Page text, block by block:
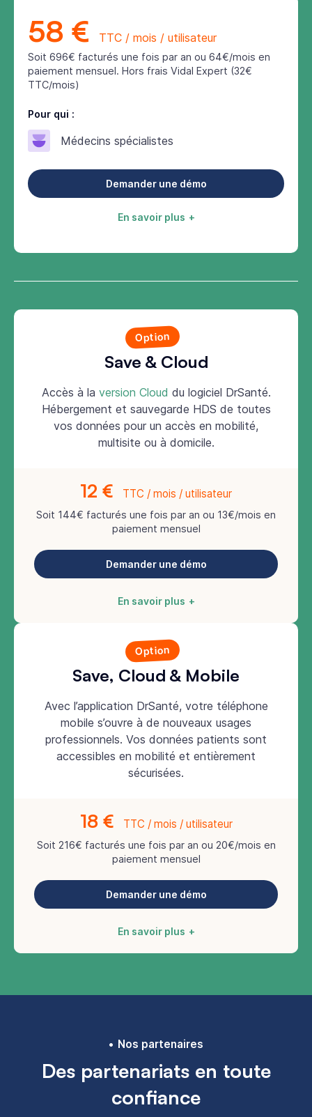
58 € TTC / mois / utilisateur
Soit 696€ facturés une fois par an ou 64€/mois en
paiement mensuel. Hors frais Vidal Expert (32€
TTC/mois)
Pour qui :
Médecins spécialistes
Demander une démo
En savoir plus
Option
Save & Cloud
Accès à la version Cloud du logiciel DrSanté.
Hébergement et sauvegarde HDS de toutes
vos données pour un accès en mobilité,
multisite ou à domicile.
12 € TTC / mois / utilisateur
Soit 144€ facturés une fois par an ou 13€/mois en
paiement mensuel
Demander une démo
En savoir plus
Option
Save, Cloud & Mobile
Avec l’application DrSanté, votre téléphone
mobile s’ouvre à de nouveaux usages
professionnels. Vos données patients sont
accessibles en mobilité et entièrement
sécurisées.
18 € TTC / mois / utilisateur
Soit 216€ facturés une fois par an ou 20€/mois en
paiement mensuel
Demander une démo
En savoir plus
Nos partenaires
Des partenariats en toute
confiance